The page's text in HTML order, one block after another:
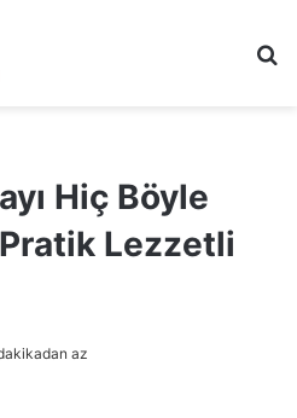
Hiç Böyle
Lezzetli
az